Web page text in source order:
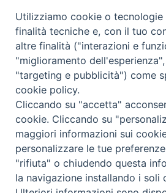
Eventi
Eventi diocesani
Privacy Policy
Trasparenza
Utilizziamo cookie o tecnologie
finalità tecniche e, con il tuo
altre finalità ("interazioni e
"miglioramento
"targeting e pubblicità") come
cookie policy.
Cliccando su "accetta"
cookie. Cliccando su
maggiori informazioni sui
personalizzare le tue
"rifiuta" o chiudendo questa
la navigazione installando i soli